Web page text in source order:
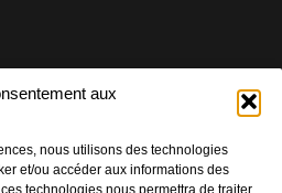
aux
nous utilisons des technologies
et/ou accéder aux informations des
technologies nous permettra de traiter